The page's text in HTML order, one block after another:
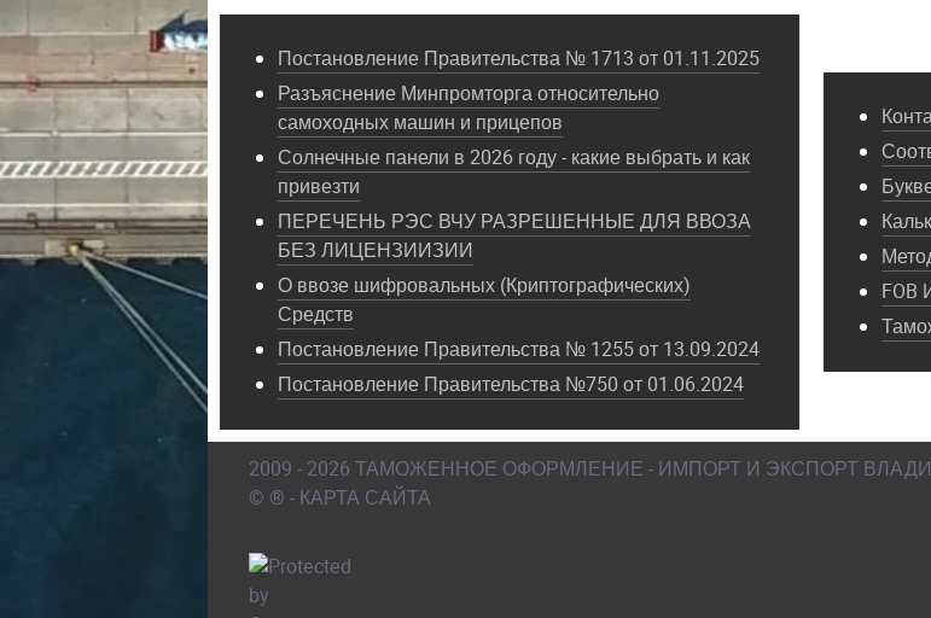
Постановление Правительства № 1713 от 01.11.2025
Разъяснение Минпромторга относительно
самоходных машин и прицепов
Солнечные панели в 2026 году - какие выбрать и как
привезти
ПЕРЕЧЕНЬ РЭС ВЧУ РАЗРЕШЕННЫЕ ДЛЯ ВВОЗА
БЕЗ ЛИЦЕНЗИИЗИИ
О ввозе шифровальных (Криптографических)
Средств
Постановление Правительства № 1255 от 13.09.2024
Постановление Правительства №750 от 01.06.2024
FOB
2009 - 2026 ТАМОЖЕННОЕ ОФОРМЛЕНИЕ - ИМПОРТ И ЭКСПОРТ
© ® - КАРТА САЙТА